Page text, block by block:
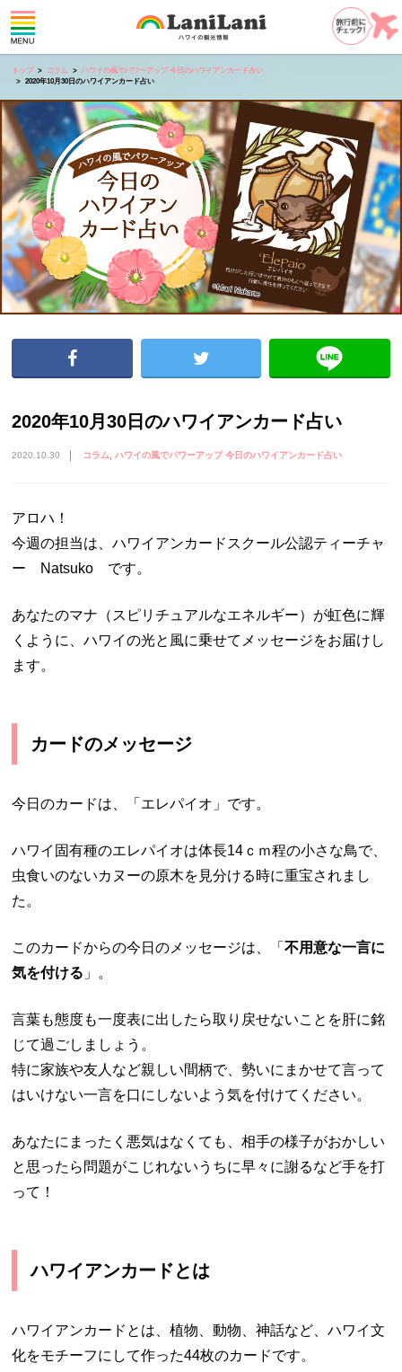
トップ コラム
ハワイの風でパワーアップ 今日のハワイアンカード占い
2020年10月30日のハワイアンカード占い
2020年10月30日のハワイアンカード占い
2020.10.30 コラム ハワイの風でパワーアップ 今日のハワイアンカード占い
アロハ！
今週の担当は、ハワイアンカードスクール公認ティーチャ
ー Natsuko です。
あなたのマナ（スピリチュアルなエネルギー）が虹色に輝
くように、ハワイの光と風に乗せてメッセージをお届けし
ます。
カードのメッセージ
今日のカードは、「エレパイオ」です。
ハワイ固有種のエレパイオは体長14ｃｍ程の小さな鳥で、
虫食いのないカヌーの原木を見分ける時に重宝されまし
た。
このカードからの今日のメッセージは、「不用意な一言に
気を付ける 」。
言葉も態度も一度表に出したら取り戻せないことを肝に銘
じて過ごしましょう。
特に家族や友人など親しい間柄で、勢いにまかせて言って
はいけない一言を口にしないよう気を付けてください。
あなたにまったく悪気はなくても、相手の様子がおかしい
と思ったら問題がこじれないうちに早々に謝るなど手を打
って！
ハワイアンカードとは
ハワイアンカードとは、植物、動物、神話など、ハワイ文
化をモチーフにして作った44枚のカードです。